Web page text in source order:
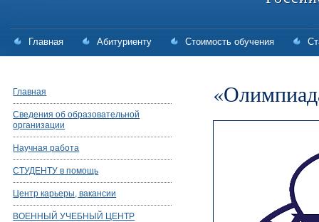
Главная Абитуриенту Стоимость обучения
Главная
Сведения об образовательной
организации
Научная работа
СТУДЕНТУ в помощь
Центр карьеры, вакансии
ВОЕННЫЙ УЧЕБНЫЙ ЦЕНТР